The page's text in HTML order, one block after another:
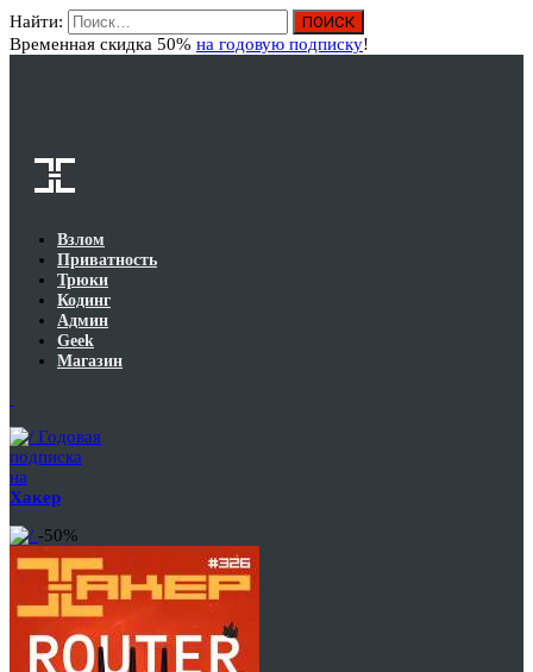
Найти:
Временная скидка 50% на годовую подписку!
Взлом
Приватность
Трюки
Кодинг
Админ
Geek
Магазин
Годовая
подписка
на
Хакер
-50%